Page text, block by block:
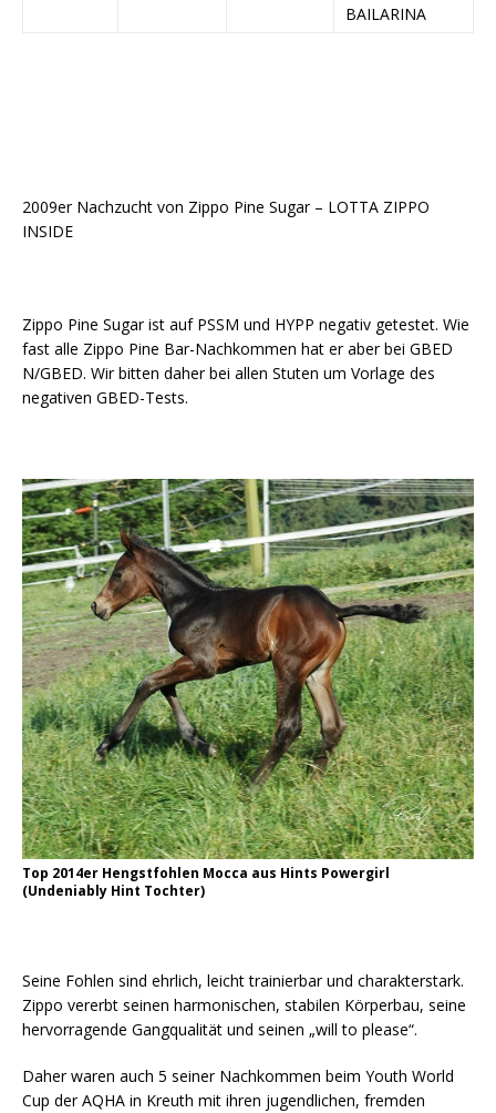
BAILARINA
2009er Nachzucht von Zippo Pine Sugar – LOTTA ZIPPO
INSIDE
Zippo Pine Sugar ist auf PSSM und HYPP negativ getestet. Wie
fast alle Zippo Pine Bar-Nachkommen hat er aber bei GBED
N/GBED. Wir bitten daher bei allen Stuten um Vorlage des
negativen GBED-Tests.
Top 2014er Hengstfohlen Mocca aus Hints Powergirl
(Undeniably Hint Tochter)
Seine Fohlen sind ehrlich, leicht trainierbar und charakterstark.
Zippo vererbt seinen harmonischen, stabilen Körperbau, seine
hervorragende Gangqualität und seinen „will to please“.
Daher waren auch 5 seiner Nachkommen beim Youth World
Cup der AQHA in Kreuth mit ihren jugendlichen, fremden